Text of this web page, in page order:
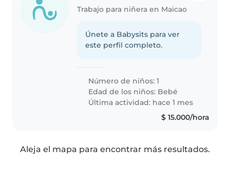
Trabajo para niñera en Maicao
Únete a Babysits para ver
este perfil completo.
Número de niños: 1
Edad de los niños: Bebé
Última actividad: hace 1 mes
$ 15.000/hora
Aleja el mapa para encontrar más resultados.